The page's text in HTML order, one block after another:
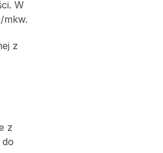
W
mkw.
z
z